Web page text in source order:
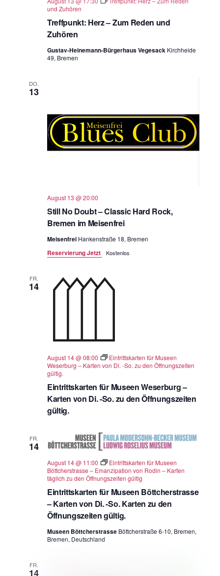
Treffpunkt: Herz – Zum Reden und
Zuhören
und Zuhören
Gustav-Heinemann-Bürgerhaus Vegesack Kirchheide
49, Bremen
DO.
13
Still No Doubt – Classic Hard Rock,
Bremen im Meisenfrei
August 13 @ 20:00
Meisenfrei Hankenstraße 18, Bremen
Reservierung Jetzt Kostenlos
FR.
14
Eintrittskarten für Museen Weserburg –
Karten von Di. -So. zu den Öffnungszeiten
gültig.
August 14 @ 08:00
Eintrittskarten für Museen
Weserburg – Karten von Di. -So. zu den Öffnungszeiten
gültig.
FR.
14
Eintrittskarten für Museen Böttcherstrasse
– Karten von Di. -So. Karten zu den
Öffnungszeiten gültig.
August 14 @ 11:00
Eintrittskarten für Museen
Böttcherstrasse – Emanzipation von Rodin – Karten
täglich zu den Öffnungszeiten gültig
Museen Böttcherstrasse Böttcherstraße 6-10, Bremen,
Bremen, Deutschland
FR.
14